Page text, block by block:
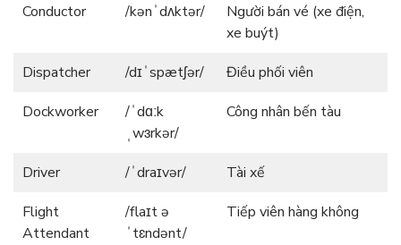
Conductor
/kənˈdʌktər/
Người bán vé (xe điện,
xe buýt)
Dispatcher
/dɪˈspætʃər/
Điều phối viên
Dockworker
/ˈdɑːk
ˌwɜrkər/
Công nhân bến tàu
Driver /ˈdraɪvər/
Tài xế
Flight
Attendant
/flaɪt ə
ˈtɛndənt/
Tiếp viên hàng không